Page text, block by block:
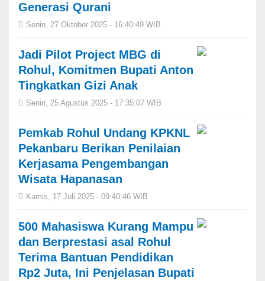
Generasi Qurani
Senin, 27 Oktober 2025 - 16:40:49 WIB
Jadi Pilot Project MBG di
Rohul, Komitmen Bupati Anton
Tingkatkan Gizi Anak
Senin, 25 Agustus 2025 - 17:35:07 WIB
Pemkab Rohul Undang KPKNL
Pekanbaru Berikan Penilaian
Kerjasama Pengembangan
Wisata Hapanasan
Kamis, 17 Juli 2025 - 09:40:46 WIB
500 Mahasiswa Kurang Mampu
dan Berprestasi asal Rohul
Terima Bantuan Pendidikan
Rp2 Juta, Ini Penjelasan Bupati